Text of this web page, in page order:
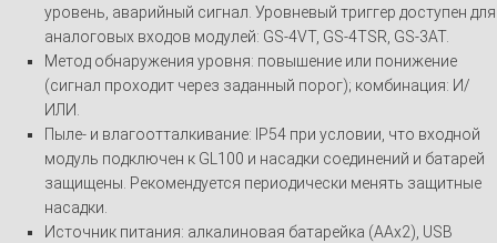
уровень, аварийный сигнал. Уровневый триггер доступен для
аналоговых входов модулей: GS-4VT, GS-4TSR, GS-3AT.
Метод обнаружения уровня: повышение или понижение
(сигнал проходит через заданный порог); комбинация: И/
ИЛИ.
Пыле- и влагоотталкивание: IP54 при условии, что входной
модуль подключен к GL100 и насадки соединений и батарей
защищены. Рекомендуется периодически менять защитные
насадки.
Источник питания: алкалиновая батарейка (AAx2), USB